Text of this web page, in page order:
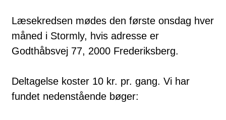
Læsekredsen mødes den første onsdag hver
måned i Stormly, hvis adresse er
Godthåbsvej 77, 2000 Frederiksberg.
Deltagelse koster 10 kr. pr. gang. Vi har
fundet nedenstående bøger: